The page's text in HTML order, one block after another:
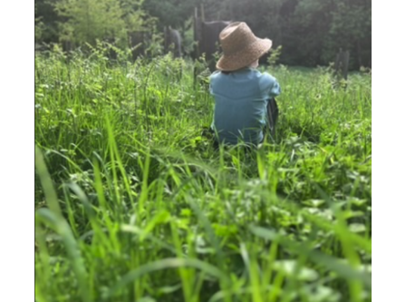
e
r
a
t
e
r
s
a
g
r
e
f
f
e